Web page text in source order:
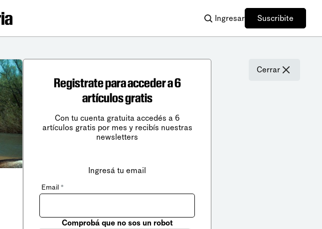
Ingresar Suscribite
Cerrar
Registrate para acceder a 6
artículos gratis
Con tu cuenta gratuita accedés a 6
artículos gratis por mes y recibís nuestras
newsletters
Ingresá tu email
Email *
Comprobá que no sos un robot